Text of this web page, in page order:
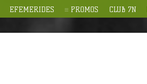
EFEMERIDES PROMOS CLUB 7N